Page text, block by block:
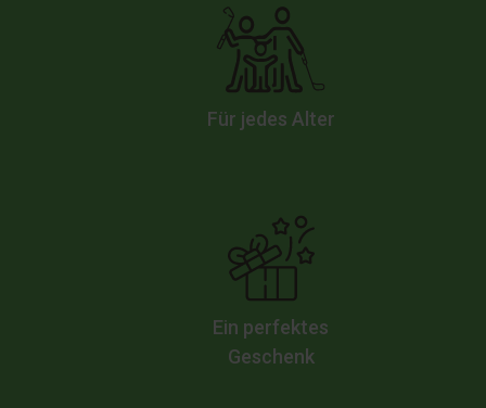
Für jedes Alter
Ein perfektes
Geschenk